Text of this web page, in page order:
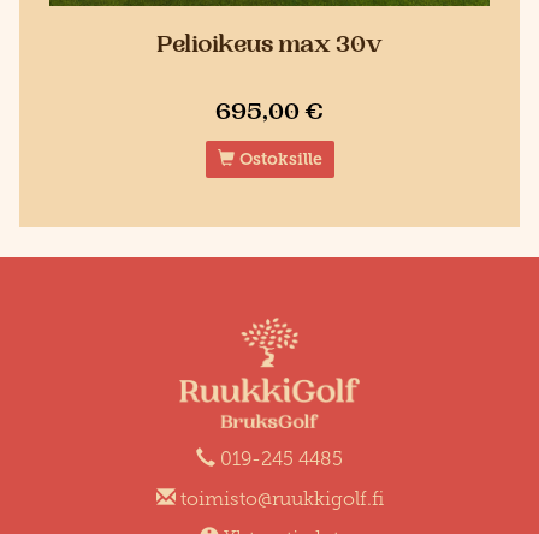
Pelioikeus max 30v
695,00 €
Ostoksille
019-245 4485
toimisto@ruukkigolf.fi